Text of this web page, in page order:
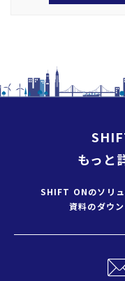
もっと
SHIFT ONのソリ
資料のダウ